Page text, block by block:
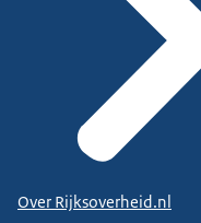
Over Rijksoverheid.nl